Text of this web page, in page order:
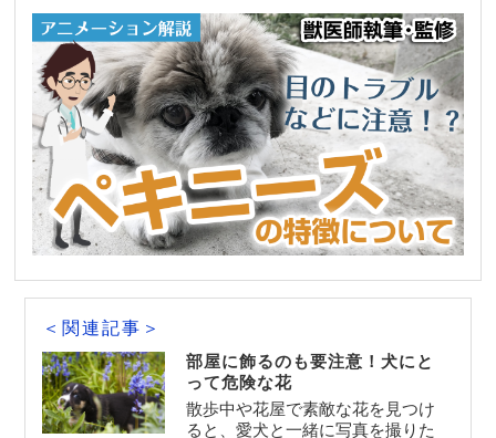
＜関連記事＞
部屋に飾るのも要注意！犬にと
って危険な花
散歩中や花屋で素敵な花を見つけ
ると、愛犬と一緒に写真を撮りた